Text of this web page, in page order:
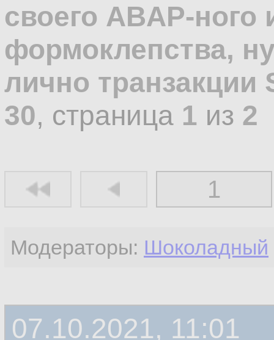
своего ABAP-ного
формоклепства,
лично транзакции
30, страница 1 из 2
1
Модераторы: Шоколадный
07.10.2021, 11:01